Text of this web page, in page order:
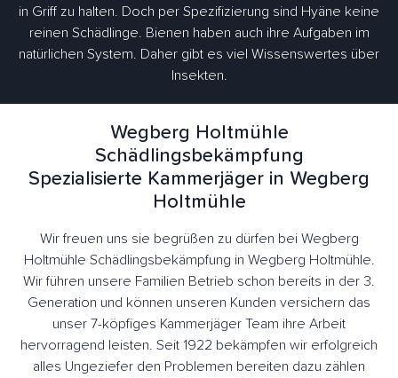
in Griff zu halten. Doch per Spezifizierung sind Hyäne keine
reinen Schädlinge. Bienen haben auch ihre Aufgaben im
natürlichen System. Daher gibt es viel Wissenswertes über
Insekten.
Wegberg Holtmühle
Schädlingsbekämpfung
Spezialisierte Kammerjäger in Wegberg
Holtmühle
Wir freuen uns sie begrüßen zu dürfen bei Wegberg
Holtmühle Schädlingsbekämpfung in Wegberg Holtmühle.
Wir führen unsere Familien Betrieb schon bereits in der 3.
Generation und können unseren Kunden versichern das
unser 7-köpfiges Kammerjäger Team ihre Arbeit
hervorragend leisten. Seit 1922 bekämpfen wir erfolgreich
alles Ungeziefer den Problemen bereiten dazu zählen